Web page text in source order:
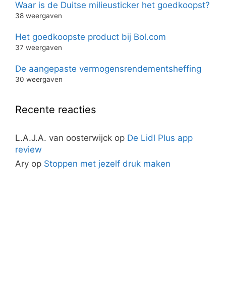
Waar is de Duitse milieusticker het goedkoopst?
38 weergaven
Het goedkoopste product bij Bol.com
37 weergaven
De aangepaste vermogensrendementsheffing
30 weergaven
Recente reacties
L.A.J.A. van oosterwijck op De Lidl Plus app
review
Ary op Stoppen met jezelf druk maken